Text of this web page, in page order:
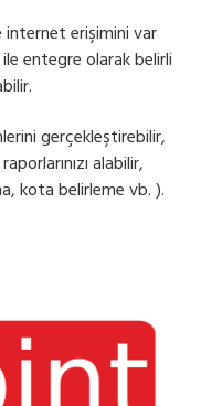
internet erişimini var
entegre olarak belirli
gerçekleştirebilir,
alabilir,
kota belirleme vb. ).